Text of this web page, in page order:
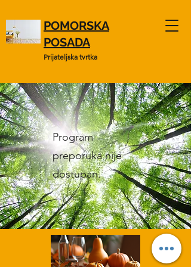
POMORSKA
POSADA
Prijateljska tvrtka
Program
preporuka nije
dostupan.